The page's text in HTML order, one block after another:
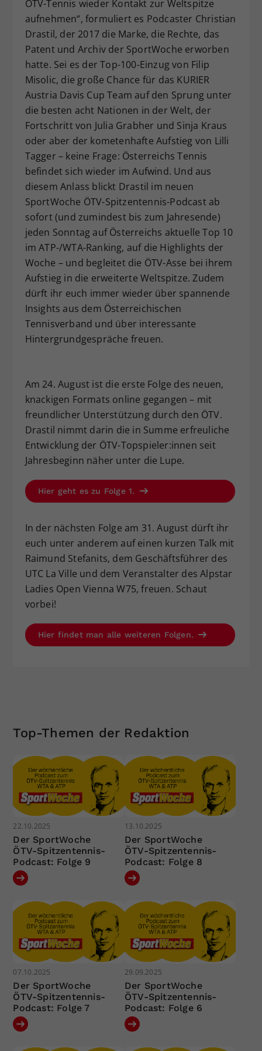
ÖTV-Tennis wieder Kontakt zur Weltspitze
aufnehmen“, formuliert es Podcaster Christian
Drastil, der 2017 die Marke, die Rechte, das
Patent und Archiv der SportWoche erworben
hatte. Sei es der Top-100-Einzug von Filip
Misolic, die große Chance für das KURIER
Austria Davis Cup Team auf den Sprung unter
die besten acht Nationen in der Welt, der
Fortschritt von Julia Grabher und Sinja Kraus
oder aber der kometenhafte Aufstieg von Lilli
Tagger – keine Frage: Österreichs Tennis
befindet sich wieder im Aufwind. Und aus
diesem Anlass blickt Drastil im neuen
SportWoche ÖTV-Spitzentennis-Podcast ab
sofort (und zumindest bis zum Jahresende)
jeden Sonntag auf Österreichs aktuelle Top 10
im ATP-/WTA-Ranking, auf die Highlights der
Woche – und begleitet die ÖTV-Asse bei ihrem
Aufstieg in die erweiterte Weltspitze. Zudem
dürft ihr euch immer wieder über spannende
Insights aus dem Österreichischen
Tennisverband und über interessante
Hintergrundgespräche freuen.
Am 24. August ist die erste Folge des neuen,
knackigen Formats online gegangen – mit
freundlicher Unterstützung durch den ÖTV.
Drastil nimmt darin die in Summe erfreuliche
Entwicklung der ÖTV-Topspieler:innen seit
Jahresbeginn näher unter die Lupe.
Hier geht es zu Folge 1.
In der nächsten Folge am 31. August dürft ihr
euch unter anderem auf einen kurzen Talk mit
Raimund Stefanits, dem Geschäftsführer des
UTC La Ville und dem Veranstalter des Alpstar
Ladies Open Vienna W75, freuen. Schaut
vorbei!
Hier findet man alle weiteren Folgen.
Top-Themen der Redaktion
22.10.2025
Der SportWoche
ÖTV-Spitzentennis-
Podcast: Folge 9
13.10.2025
Der SportWoche
ÖTV-Spitzentennis-
Podcast: Folge 8
07.10.2025
Der SportWoche
ÖTV-Spitzentennis-
Podcast: Folge 7
29.09.2025
Der SportWoche
ÖTV-Spitzentennis-
Podcast: Folge 6
Zweck
Dieser Wert speichert Ihre Consent-
Einstellungen. Unter anderem eine
zufällig generierte ID, für die
historische Speicherung Ihrer
vorgenommen Einstellungen, falls der
Webseiten-Betreiber dies eingestellt
hat.